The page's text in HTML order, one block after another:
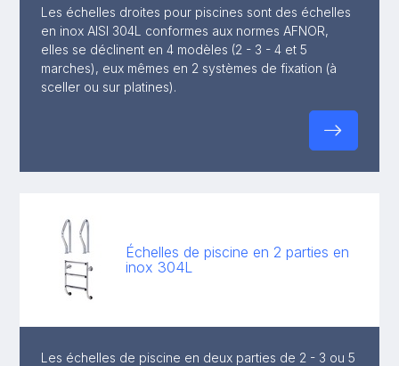
Les échelles droites pour piscines sont des échelles
en inox AISI 304L conformes aux normes AFNOR,
elles se déclinent en 4 modèles (2 - 3 - 4 et 5
marches), eux mêmes en 2 systèmes de fixation (à
sceller ou sur platines).
Échelles de piscine en 2 parties en
inox 304L
Les échelles de piscine en deux parties de 2 - 3 ou 5